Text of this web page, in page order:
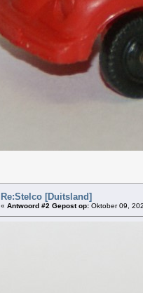
Re:Stelco [Duitsland]
« Antwoord #2 Gepost op: Oktober 09,